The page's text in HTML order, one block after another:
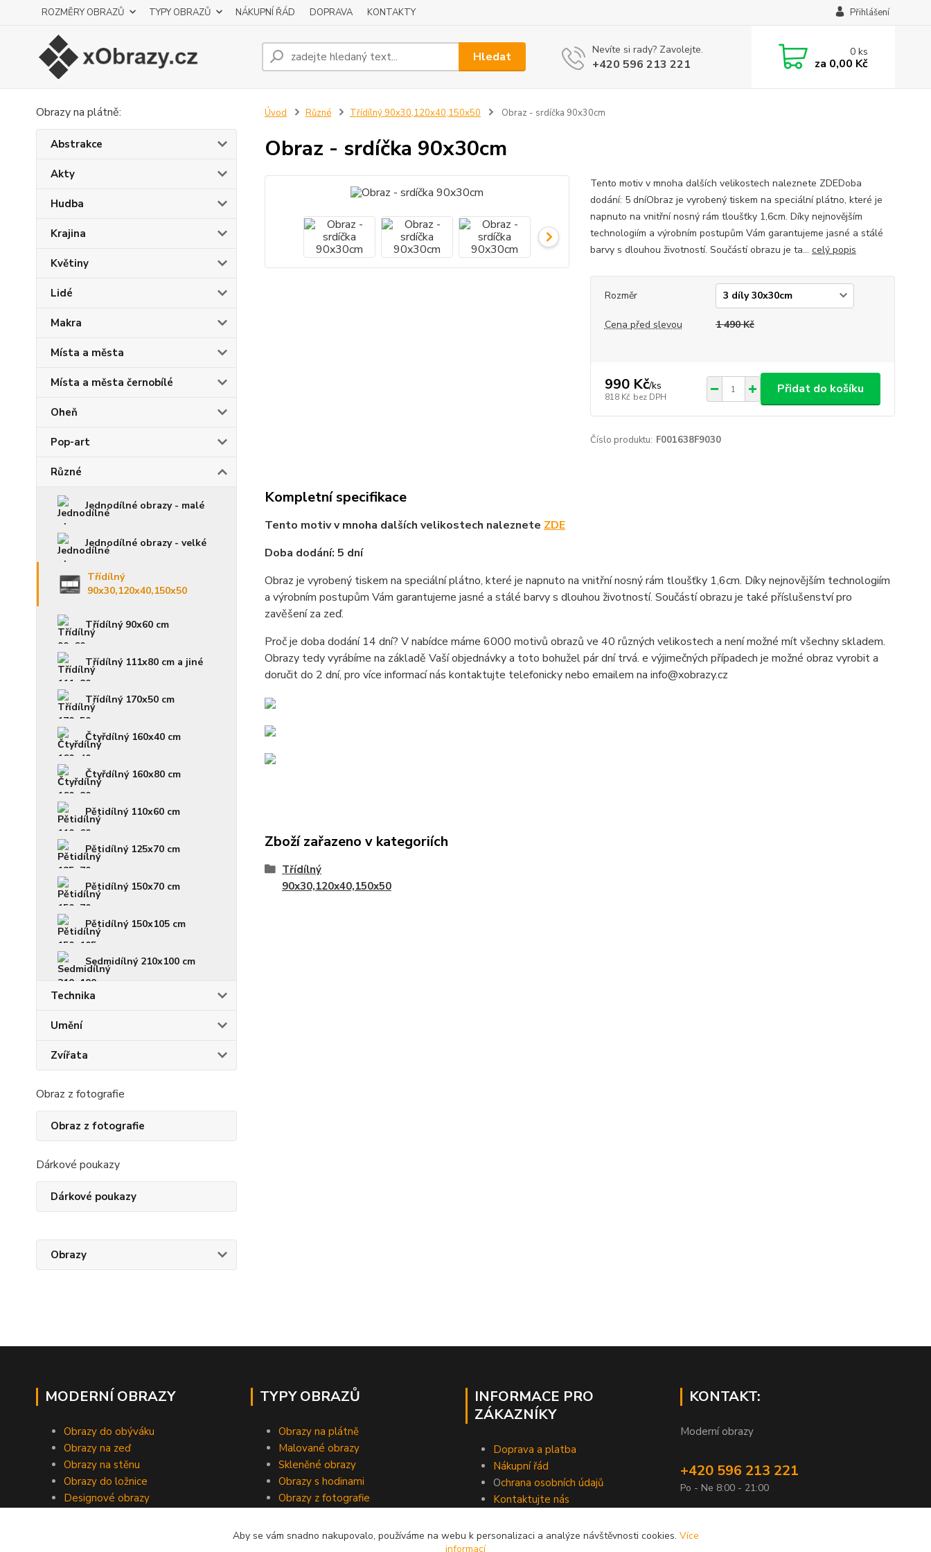
ROZMĚRY OBRAZŮ TYPY OBRAZŮ NÁKUPNÍ ŘÁD DOPRAVA KONTAKTY Přihlášení
Hledat Nevíte si rady? Zavolejte.
+420 596 213 221
0ks
za 0,00 Kč
Obrazy na plátně:
Abstrakce
Akty
Hudba
Krajina
Květiny
Lidé
Makra
Místa a města
Místa a města černobílé
Oheň
Pop-art
Různé
Jednodílné obrazy - malé
Jednodílné obrazy - velké
Třídílný
90x30,120x40,150x50
Třídílný 90x60 cm
Třídílný 111x80 cm a jiné
Třídílný 170x50 cm
Čtyřdílný 160x40 cm
Čtyřdílný 160x80 cm
Pětidílný 110x60 cm
Pětidílný 125x70 cm
Pětidílný 150x70 cm
Pětidílný 150x105 cm
Sedmidílný 210x100 cm
Technika
Umění
Zvířata
Obraz z fotografie
Obraz z fotografie
Dárkové poukazy
Dárkové poukazy
Obrazy
Úvod Různé Třídílný 90x30,120x40,150x50 Obraz - srdíčka 90x30cm
Obraz - srdíčka 90x30cm
Tento motiv v mnoha dalších velikostech naleznete ZDEDoba
dodání: 5 dníObraz je vyrobený tiskem na speciální plátno, které je
napnuto na vnitřní nosný rám tloušťky 1,6cm. Díky nejnovějším
technologiím a výrobním postupům Vám garantujeme jasné a stálé
barvy s dlouhou životností. Součástí obrazu je ta... celý popis
Rozměr
Cena před slevou 1 490 Kč
990 Kč/ks
818 Kč bez DPH
Přidat do košíku
Číslo produktu: F001638F9030
Kompletní specifikace
Tento motiv v mnoha dalších velikostech naleznete ZDE
Doba dodání: 5 dní
Obraz je vyrobený tiskem na speciální plátno, které je napnuto na vnitřní nosný rám tloušťky 1,6cm. Díky nejnovějším technologiím
a výrobním postupům Vám garantujeme jasné a stálé barvy s dlouhou životností. Součástí obrazu je také příslušenství pro
zavěšení za zeď.
Proč je doba dodání 14 dní? V nabídce máme 6000 motivů obrazů ve 40 různých velikostech a není možné mít všechny skladem.
Obrazy tedy vyrábíme na základě Vaší objednávky a toto bohužel pár dní trvá. e výjimečných případech je možné obraz vyrobit a
doručit do 2 dní, pro více informací nás kontaktujte telefonicky nebo emailem na info@xobrazy.cz
Zboží zařazeno v kategoriích
Třídílný
90x30,120x40,150x50
MODERNÍ OBRAZY
Obrazy do obýváku
Obrazy na zeď
Obrazy na stěnu
Obrazy do ložnice
Designové obrazy
TYPY OBRAZŮ
Obrazy na plátně
Malované obrazy
Skleněné obrazy
Obrazy s hodinami
Obrazy z fotografie
INFORMACE PRO
ZÁKAZNÍKY
Doprava a platba
Nákupní řád
Ochrana osobních údajů
Kontaktujte nás
KONTAKT:
Moderní obrazy
+420 596 213 221
Po - Ne 8:00 - 21:00
Aby se vám snadno nakupovalo, používáme na webu k personalizaci a analýze návštěvnosti cookies. Více
informací